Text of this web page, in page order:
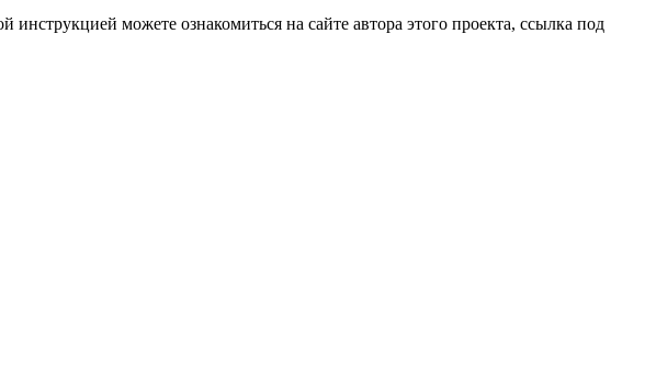
можете ознакомиться на сайте автора этого проекта, ссылка под